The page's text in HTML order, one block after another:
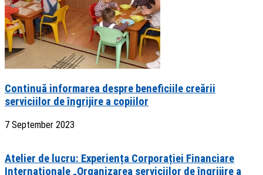
Continuă informarea despre beneficiile creării
serviciilor de îngrijire a copiilor
7 September 2023
Atelier de lucru: Experiența Corporației Financiare
Internaționale „Organizarea serviciilor de îngrijire a